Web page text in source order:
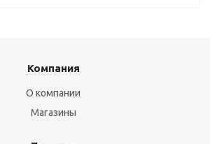
Компания
О компании
Магазины